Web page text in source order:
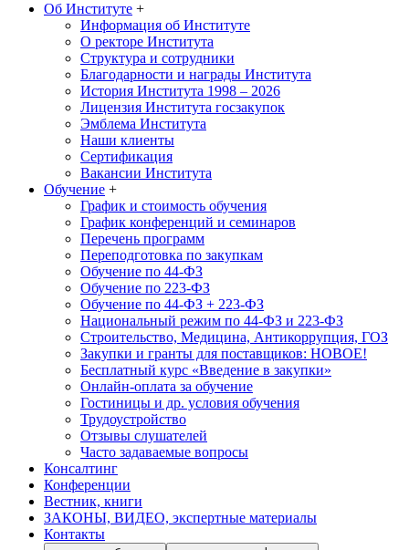
Об Институте +
Информация об Институте
О ректоре Института
Структура и сотрудники
Благодарности и награды Института
История Института 1998 – 2026
Лицензия Института госзакупок
Эмблема Института
Наши клиенты
Сертификация
Вакансии Института
Обучение +
График и стоимость обучения
График конференций и семинаров
Перечень программ
Переподготовка по закупкам
Обучение по 44-ФЗ
Обучение по 223-ФЗ
Обучение по 44-ФЗ + 223-ФЗ
Национальный режим по 44-ФЗ и 223-ФЗ
Строительство, Медицина, Антикоррупция, ГОЗ
Закупки и гранты для поставщиков: НОВОЕ!
Бесплатный курс «Введение в закупки»
Онлайн-оплата за обучение
Гостиницы и др. условия обучения
Трудоустройство
Отзывы слушателей
Часто задаваемые вопросы
Консалтинг
Конференции
Вестник, книги
ЗАКОНЫ, ВИДЕО, экспертные материалы
Контакты